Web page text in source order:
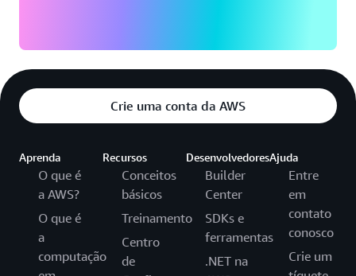
Crie uma conta da AWS
Aprenda
O que é
a AWS?
O que é
a
computação
Recursos
Conceitos
básicos
Treinamento
Centro
de
Desenvolvedores
Builder
Center
SDKs e
ferramentas
.NET na
Ajuda
Entre
em
contato
conosco
Crie um